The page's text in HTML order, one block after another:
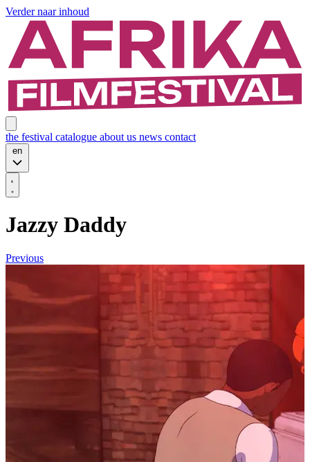
Verder naar inhoud
the festival catalogue about us news contact
en
Jazzy Daddy
Previous